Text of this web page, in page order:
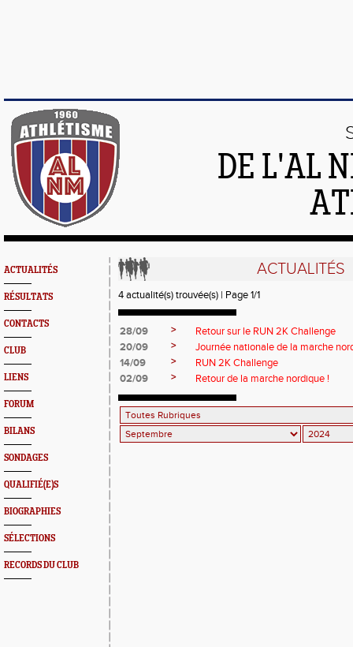
DE L'AL
ACTUALITÉS
RÉSULTATS
CONTACTS
CLUB
LIENS
FORUM
BILANS
SONDAGES
QUALIFIÉ(E)S
BIOGRAPHIES
SÉLECTIONS
RECORDS DU CLUB
ACTUALITÉS
4 actualité(s) trouvée(s) | Page 1/1
28/09 >
Retour sur le RUN 2K Challenge
20/09
>
Journée nationale de la marche
14/09
>
RUN 2K Challenge
02/09
> Retour de la marche nordique !